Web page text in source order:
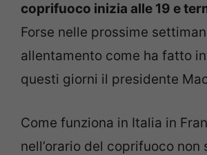
coprifuoco inizia alle 19 e
Forse nelle prossime
allentamento come ha fatto
questi giorni il presidente
Come funziona in Italia in
nell’orario del coprifuoco non